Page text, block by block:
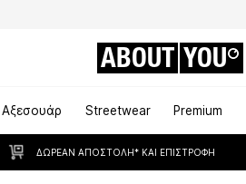
ABOUT YOU
Αξεσουάρ Streetwear Premium
ΔΩΡΕΆΝ ΑΠΟΣΤΟΛΉ* ΚΑΙ ΕΠΙΣΤΡΟΦΉ